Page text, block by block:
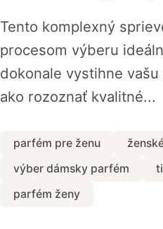
Tento komplexný
procesom výberu
dokonale vystihne
ako rozoznať kvalitné...
parfém pre ženu
výber dámsky parfém
parfém ženy